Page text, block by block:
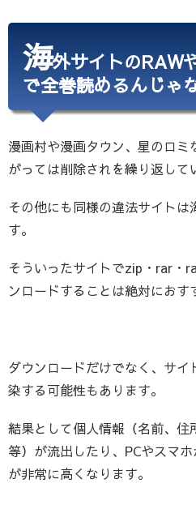
海外サイトのRAW
で全巻読めるんじゃ
漫画村や漫画タウン、星のロ
がっては削除されを繰り返して
その他にも同様の違法サイトは
す。
そういったサイトでzip・rar・
ンロードすることは絶対におす
ダウンロードだけでなく、サ
染する可能性もあります。
結果として個人情報（名前、住
等）が流出したり、PCやスマ
が非常に高くなります。